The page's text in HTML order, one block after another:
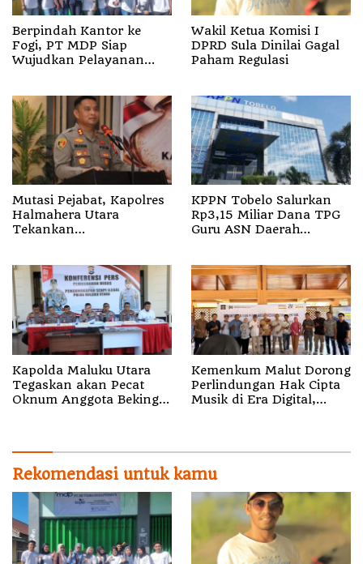
Berpindah Kantor ke
Fogi, PT MDP Siap
Wujudkan Pelayanan
Wakil Ketua Komisi I
DPRD Sula Dinilai Gagal
Paham Regulasi
Mutasi Pejabat, Kapolres
Halmahera Utara
Tekankan
KPPN Tobelo Salurkan
Rp3,15 Miliar Dana TPG
Guru ASN Daerah
Kapolda Maluku Utara
Tegaskan akan Pecat
Oknum Anggota Bekingi
Kemenkum Malut Dorong
Perlindungan Hak Cipta
Musik di Era Digital,
Rekomendasi untuk kamu